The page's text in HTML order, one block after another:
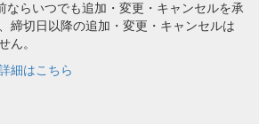
ならいつでも追加・変更・キャンセルを承
締切日以降の追加・変更・キャンセルは
ん。
細はこちら